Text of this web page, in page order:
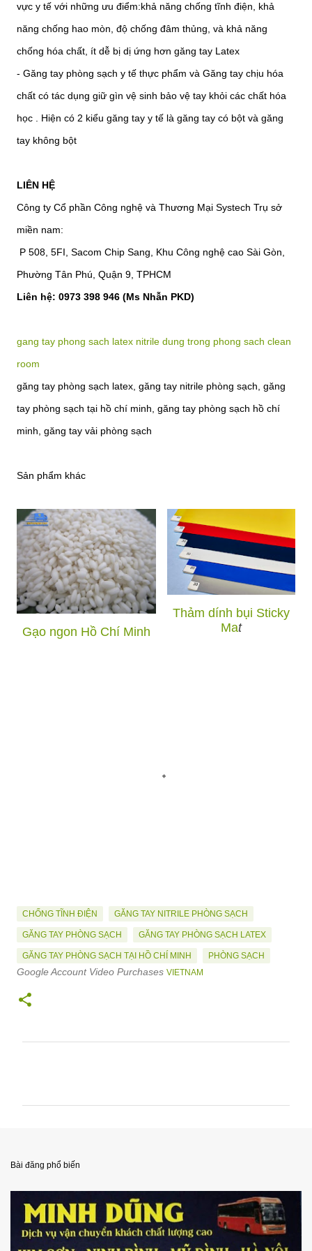
vực y tế với những ưu điểm:khả năng chống tĩnh điện, khả
năng chống hao mòn, độ chống đâm thủng, và khả năng
chống hóa chất, ít dễ bị dị ứng hơn găng tay Latex
- Găng tay phòng sạch y tế thực phẩm và Găng tay chịu hóa
chất có tác dụng giữ gìn vệ sinh bảo vệ tay khỏi các chất hóa
học . Hiện có 2 kiểu găng tay y tế là găng tay có bột và găng
tay không bột
LIÊN HỆ
Công ty Cổ phần Công nghệ và Thương Mại Systech Trụ sở
miền nam:
P 508, 5FI, Sacom Chip Sang, Khu Công nghệ cao Sài Gòn,
Phường Tân Phú, Quận 9, TPHCM
Liên hệ: 0973 398 946 (Ms Nhẫn PKD)
gang tay phong sach latex nitrile dung trong phong sach clean
room
găng tay phòng sạch latex, găng tay nitrile phòng sạch, găng
tay phòng sạch tại hồ chí minh, găng tay phòng sạch hồ chí
minh, găng tay vải phòng sạch
Sản phẩm khác
Gạo ngon Hồ Chí Minh
Thảm dính bụi Sticky
Mat
CHỐNG TĨNH ĐIỆN GĂNG TAY NITRILE PHÒNG SẠCH
GĂNG TAY PHÒNG SẠCH GĂNG TAY PHÒNG SẠCH LATEX
GĂNG TAY PHÒNG SẠCH TẠI HỒ CHÍ MINH PHÒNG SẠCH
Google Account Video Purchases VIETNAM
ậ
é
Bài đăng phổ biến